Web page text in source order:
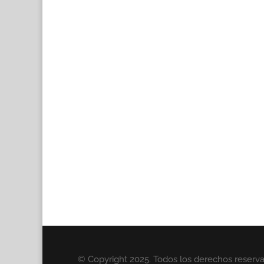
© Copyright 2025. Todos los derechos